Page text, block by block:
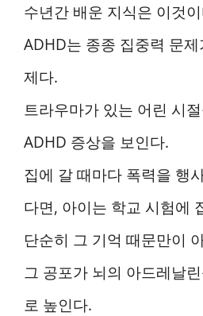
수년간 배운 지식은 이것
ADHD는 종종 집중력 문
제다.
트라우마가 있는 어린 시
ADHD 증상을 보인다.
집에 갈 때마다 폭력을 행
다면, 아이는 학교 시험에
단순히 그 기억 때문만이
그 공포가 뇌의 아드레날
로 높인다.